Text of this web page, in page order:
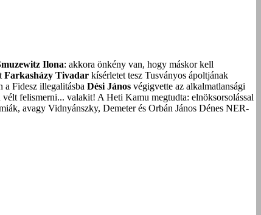
Ilona: akkora önkény van, hogy máskor kell
Farkasházy Tivadar kísérletet tesz Tusványos ápoltjának
Fidesz illegalitásba Dési János végigvette az alkalmatlansági
vélt felismerni... valakit! A Heti Kamu megtudta: elnöksorsolással
avagy Vidnyánszky, Demeter és Orbán János Dénes NER-